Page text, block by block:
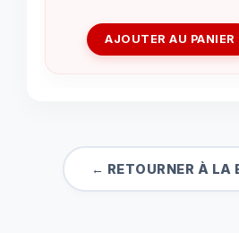
AJOUTER AU PANIER
← RETOURNER À LA